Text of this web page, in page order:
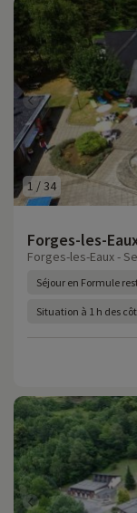
1 /34
Forges-les-
Forges-les-Eaux -
Séjour en Formule
Situation à 1 h des